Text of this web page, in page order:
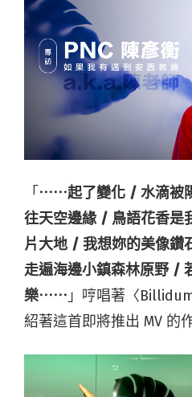
「 ⋯⋯起了變化 / 水滴被
往天空邊緣 / 鳥語花香是
片大地 / 我想妳的美像鑽
走遍海邊小鎮森林原野 /
樂⋯⋯ 」哼唱著〈
紹著這首即將推出 MV 的